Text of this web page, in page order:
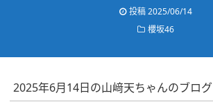
投稿2025/06/14
櫻坂46
2025年6月14日の山﨑天ちゃんのブログ